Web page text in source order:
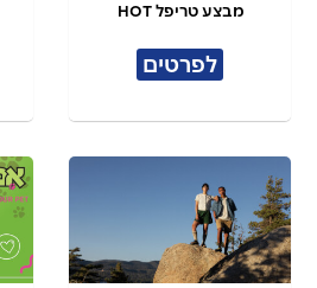
מבצע טריפל HOT
לפרטים